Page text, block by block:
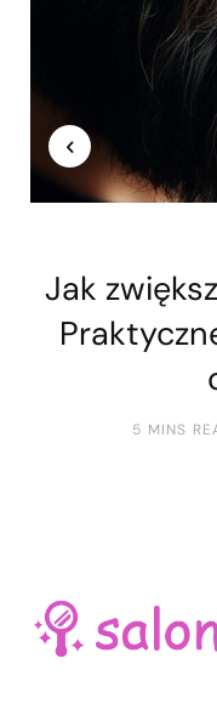
Jak
5 MINS